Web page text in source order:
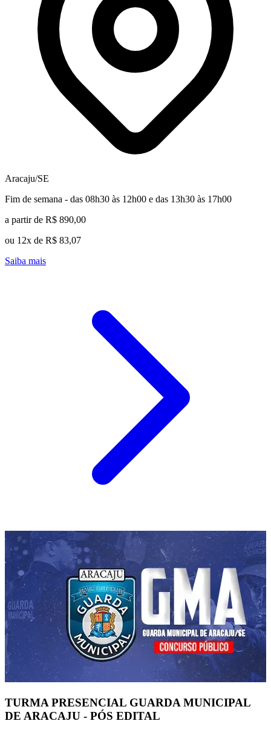
Aracaju/SE
Fim de semana - das 08h30 às 12h00 e das 13h30 às 17h00
a partir de R$ 890,00
ou 12x de R$ 83,07
Saiba mais
TURMA PRESENCIAL GUARDA MUNICIPAL
DE ARACAJU - PÓS EDITAL